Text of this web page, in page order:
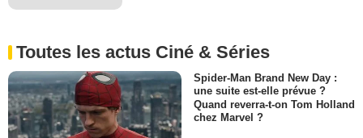
Toutes les actus Ciné & Séries
Spider-Man Brand New Day :
une suite est-elle prévue ?
Quand reverra-t-on Tom Holland
chez Marvel ?